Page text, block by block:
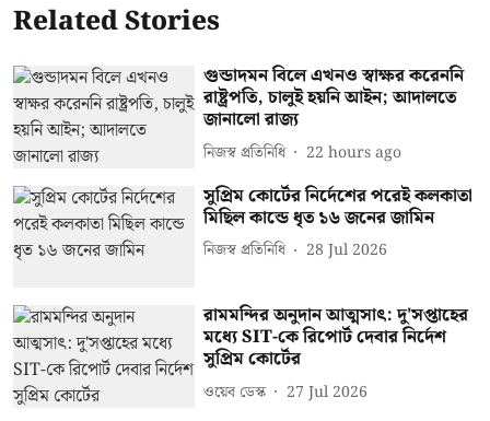
Related Stories
গুন্ডাদমন বিলে এখনও স্বাক্ষর করেননি
রাষ্ট্রপতি, চালুই হয়নি আইন; আদালতে
জানালো রাজ্য
নিজস্ব প্রতিনিধি 22 hours ago
সুপ্রিম কোর্টের নির্দেশের পরেই কলকাতা
মিছিল কান্ডে ধৃত ১৬ জনের জামিন
নিজস্ব প্রতিনিধি 28 Jul 2026
রামমন্দির অনুদান আত্মসাৎ: দু'সপ্তাহের
মধ্যে SIT-কে রিপোর্ট দেবার নির্দেশ
সুপ্রিম কোর্টের
ওয়েব ডেস্ক 27 Jul 2026